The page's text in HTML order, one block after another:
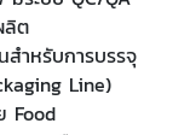
ลิต
สำหรับการบรรจุ
Line)
Food